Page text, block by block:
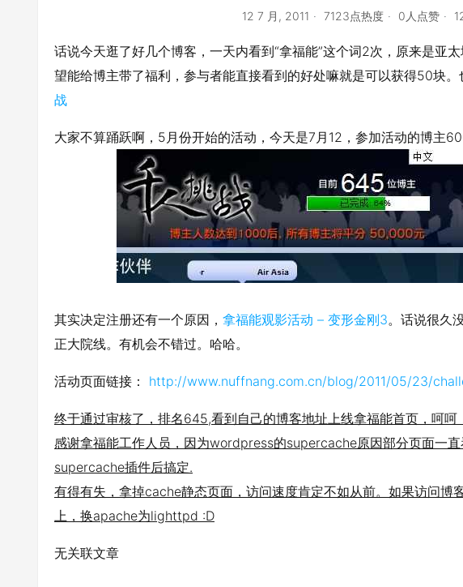
12 7 月, 2011 7123点热度 0人点赞
话说今天逛了好几个博客，一天内看到“拿福能”这个词2次，原来是亚
望能给博主带了福利，参与者能直接看到的好处嘛就是可以获得50块
战
大家不算踊跃啊，5月份开始的活动，今天是7月12，参加活动的博主
其实决定注册还有一个原因， 拿福能观影活动 – 变形金刚3。话说很久
正大院线。有机会不错过。哈哈。
活动页面链接： http://www.nuffnang.com.cn/blog/2011/05/23/
终于通过审核了，排名645,看到自己的博客地址上线拿福能首页，呵呵
感谢拿福能工作人员，因为wordpress的supercache原因部分页面一
supercache插件后搞定.
有得有失，拿掉cache静态页面，访问速度肯定不如从前。如果访问博
上，换apache为lighttpd :D
无关联文章